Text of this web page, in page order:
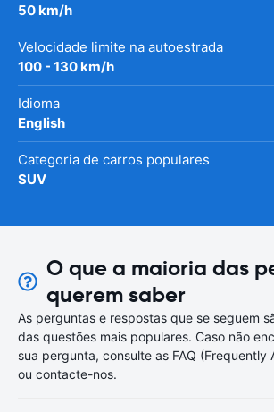
50 km/h
Velocidade limite na autoestrada
100 - 130 km/h
Idioma
English
Categoria de carros populares
SUV
O que a maioria das
querem saber
As perguntas e respostas que se seguem
das questões mais populares. Caso não
sua pergunta, consulte as FAQ (Frequently
ou contacte-nos.